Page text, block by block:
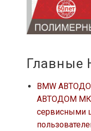
Главные
BMW
АВТОДОМ
сервисными